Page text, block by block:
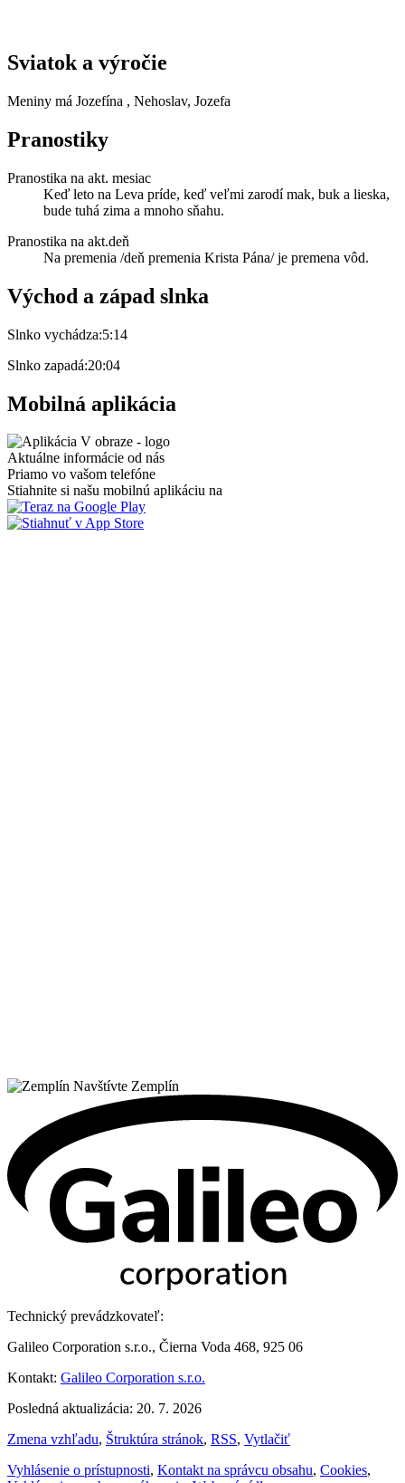
Sviatok a výročie
Meniny má Jozefína , Nehoslav, Jozefa
Pranostiky
Pranostika na akt. mesiac
Keď leto na Leva príde, keď veľmi zarodí mak, buk a lieska,
bude tuhá zima a mnoho sňahu.
Pranostika na akt.deň
Na premenia /deň premenia Krista Pána/ je premena vôd.
Východ a západ slnka
Slnko vychádza:5:14
Slnko zapadá:20:04
Mobilná aplikácia
Aktuálne informácie od nás
Priamo vo vašom telefóne
Stiahnite si našu mobilnú aplikáciu na
Navštívte Zemplín
Technický prevádzkovateľ:
Galileo Corporation s.r.o., Čierna Voda 468, 925 06
Kontakt: Galileo Corporation s.r.o.
Posledná aktualizácia: 20. 7. 2026
Zmena vzhľadu, Štruktúra stránok, RSS, Vytlačiť
Vyhlásenie o prístupnosti, Kontakt na správcu obsahu, Cookies,